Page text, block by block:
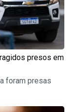
presos em
foram presas